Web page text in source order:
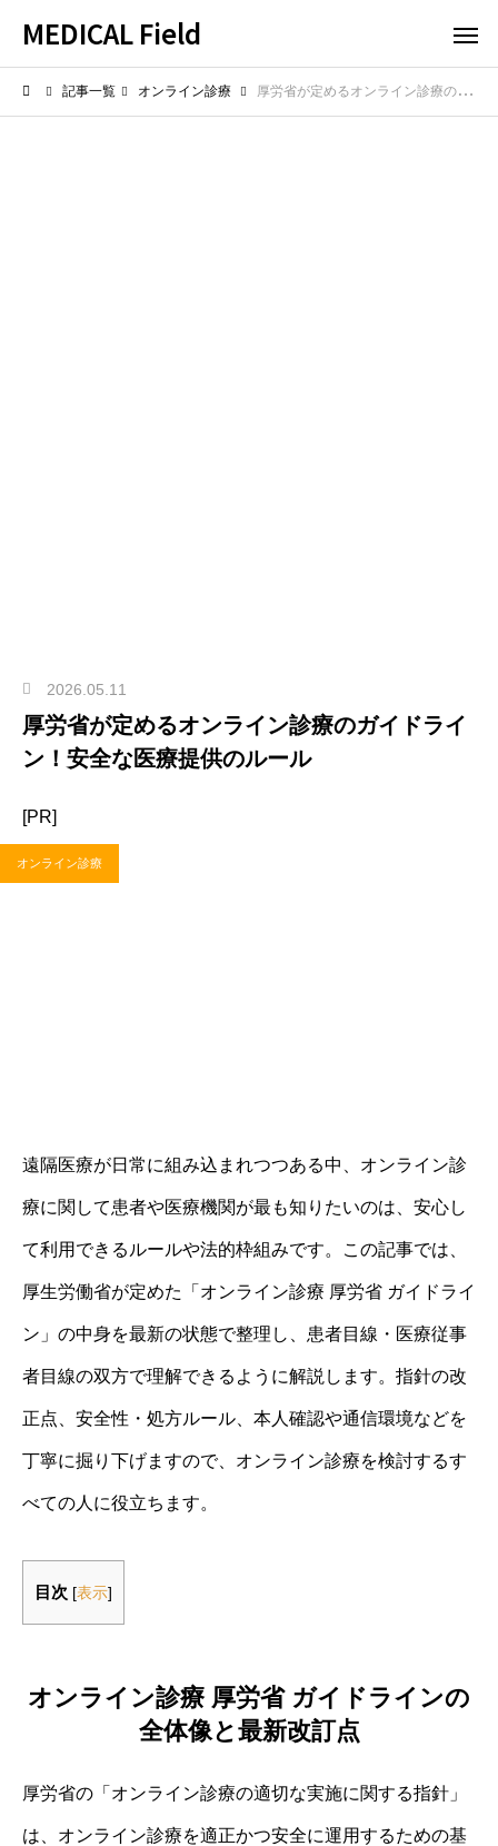
MEDICAL Field
記事一覧 オンライン診療 厚労省が定めるオンライン診療のガイドライン！安全な医療提供のルール
2026.05.11
厚労省が定めるオンライン診療のガイドライ
ン！安全な医療提供のルール
[PR]
オンライン診療
遠隔医療が日常に組み込まれつつある中、オンライン診
療に関して患者や医療機関が最も知りたいのは、安心し
て利用できるルールや法的枠組みです。この記事では、
厚生労働省が定めた「オンライン診療 厚労省 ガイドライ
ン」の中身を最新の状態で整理し、患者目線・医療従事
者目線の双方で理解できるように解説します。指針の改
正点、安全性・処方ルール、本人確認や通信環境などを
丁寧に掘り下げますので、オンライン診療を検討するす
べての人に役立ちます。
目次 [表示]
オンライン診療 厚労省 ガイドラインの
全体像と最新改訂点
厚労省の「オンライン診療の適切な実施に関する指針」
は、オンライン診療を適正かつ安全に運用するための基